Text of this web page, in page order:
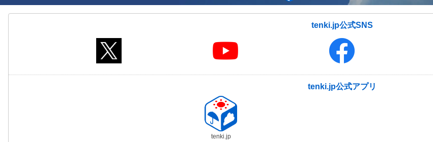
tenki.jp公式SNS
tenki.jp公式アプリ
tenki.jp